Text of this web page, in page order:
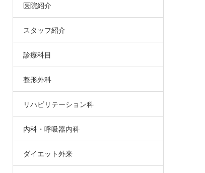
医院紹介
スタッフ紹介
診療科目
整形外科
リハビリテーション科
内科・呼吸器内科
ダイエット外来